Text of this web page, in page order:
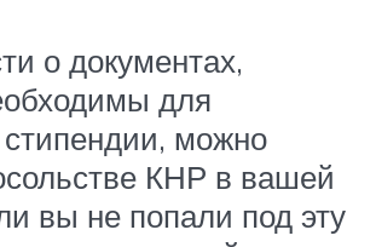
о документах,
для
можно
КНР в вашей
вы не попали под эту